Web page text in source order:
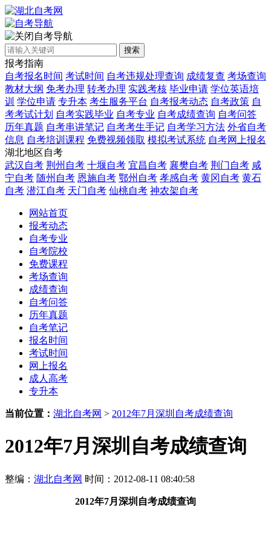
自考导航
搜索
报考指南
自考报名时间 考试时间 自考违规处理查询 成绩复查 考场查询
教材大纲 免考办理 转考办理 实践考核 毕业申请 学位英语培
训 学位申请 专升本 考生服务平台 自考报考动态 自考政策 自
考考试计划 自考实践毕业 自考专业 自考成绩查询 自考问答
历年真题 自考串讲笔记 自考考生手记 自考学习方法 外省自考
信息 自考培训课程 免费视频领取 模拟考试系统 自考网上报名
湖北地区自考
武汉自考 荆州自考 十堰自考 宜昌自考 襄樊自考 荆门自考 咸
宁自考 随州自考 恩施自考 鄂州自考 孝感自考 黄冈自考 黄石
自考 潜江自考 天门自考 仙桃自考 神农架自考
网站首页
报考动态
自考专业
自考院校
免费课程
考场查询
成绩查询
自考问答
历年真题
自考笔记
报名时间
考试时间
网上报名
成人高考
专升本
当前位置： 湖北自考网 > 2012年7月深圳自考成绩查询
2012年7月深圳自考成绩查询
整编： 湖北自考网 时间：2012-08-11 08:40:58
2012年7月深圳自考成绩查询